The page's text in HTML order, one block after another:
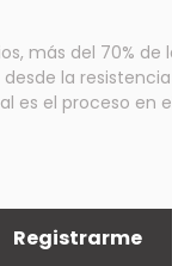
más del 70%
la
Un modelo
internos. Lo
ayudarlas a
Registrarme